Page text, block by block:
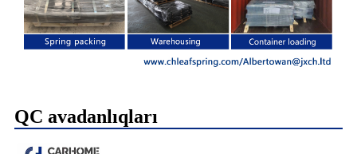
QC avadanlıqları